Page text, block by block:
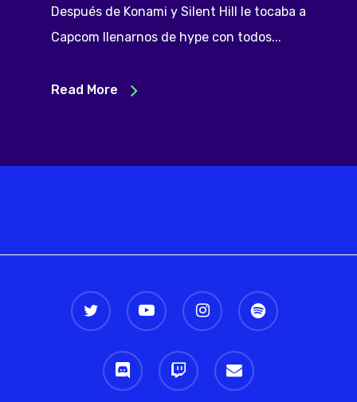
Después de Konami y Silent Hill le tocaba a
Capcom llenarnos de hype con todos...
Read More
twitter youtube instagram spotify
discord twitch email